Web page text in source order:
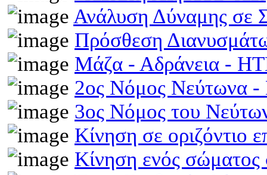
Ανάλυση Δύναμης σε
Πρόσθεση
Μάζα - Αδράνεια -
2ος Νόμος Νεύτωνα
3ος Νόμος του
Κίνηση σε οριζόντιο
Κίνηση ενός